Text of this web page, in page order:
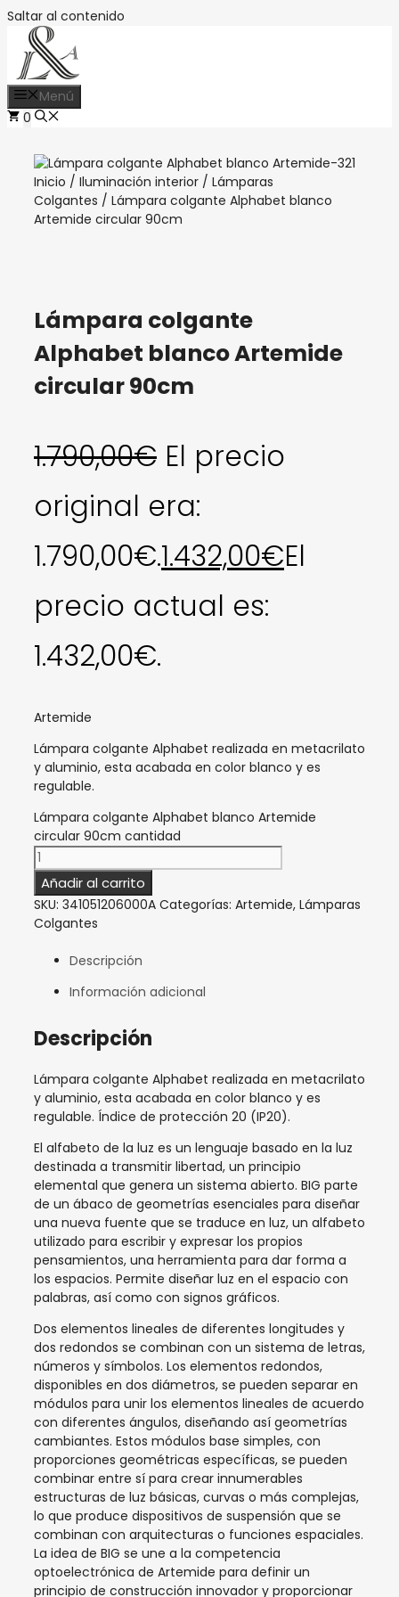
Saltar al contenido
Menú
0
Inicio / Iluminación interior / Lámparas
Colgantes / Lámpara colgante Alphabet blanco
Artemide circular 90cm
Lámpara colgante
Alphabet blanco Artemide
circular 90cm
1.790,00€ El precio
original era:
1.790,00€.1.432,00€El
precio actual es:
1.432,00€.
Artemide
Lámpara colgante Alphabet realizada en metacrilato
y aluminio, esta acabada en color blanco y es
regulable.
Lámpara colgante Alphabet blanco Artemide
circular 90cm cantidad
Añadir al carrito
SKU: 341051206000A Categorías: Artemide, Lámparas
Colgantes
Descripción
Información adicional
Descripción
Lámpara colgante Alphabet realizada en metacrilato
y aluminio, esta acabada en color blanco y es
regulable. Índice de protección 20 (IP20).
El alfabeto de la luz es un lenguaje basado en la luz
destinada a transmitir libertad, un principio
elemental que genera un sistema abierto. BIG parte
de un ábaco de geometrías esenciales para diseñar
una nueva fuente que se traduce en luz, un alfabeto
utilizado para escribir y expresar los propios
pensamientos, una herramienta para dar forma a
los espacios. Permite diseñar luz en el espacio con
palabras, así como con signos gráficos.
Dos elementos lineales de diferentes longitudes y
dos redondos se combinan con un sistema de letras,
números y símbolos. Los elementos redondos,
disponibles en dos diámetros, se pueden separar en
módulos para unir los elementos lineales de acuerdo
con diferentes ángulos, diseñando así geometrías
cambiantes. Estos módulos base simples, con
proporciones geométricas específicas, se pueden
combinar entre sí para crear innumerables
estructuras de luz básicas, curvas o más complejas,
lo que produce dispositivos de suspensión que se
combinan con arquitecturas o funciones espaciales.
La idea de BIG se une a la competencia
optoelectrónica de Artemide para definir un
principio de construcción innovador y proporcionar